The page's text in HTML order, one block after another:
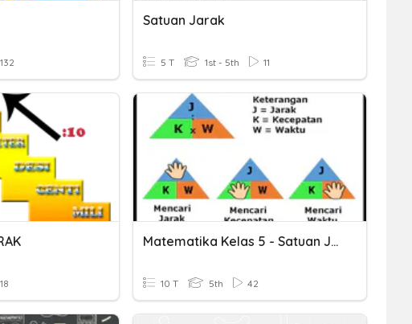
132
Satuan Jarak
5 T 1st - 5th 11
18
Matematika Kelas 5 - Satuan Jarak, Waktu, Dan Kecepatan
10 T 5th 42